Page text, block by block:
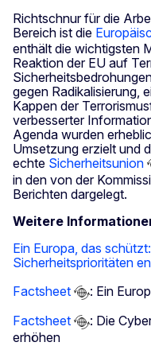
Richtschnur für die
Bereich ist die
enthält die wichtigsten
Reaktion der EU auf
gegen Radikalisierung,
Kappen der
verbesserter
Agenda wurden
Umsetzung erzielt und
echte Sicherheitsunion
in den von der
Berichten dargelegt.
Weitere
Ein Europa, das
Sicherheitsprioritäten
Factsheet
: Ein
Factsheet
: Die
erhöhen